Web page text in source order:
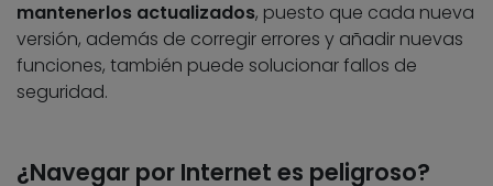
mantenerlos actualizados, puesto que cada nueva
versión, además de corregir errores y añadir nuevas
funciones, también puede solucionar fallos de
seguridad.
¿Navegar por Internet es peligroso?